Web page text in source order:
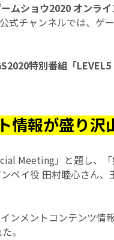
ムショウ2020 オンラ
式チャンネルでは、ゲ
特別番組「
情報が盛り沢
Meeting」と題し、
ペイ役 田村睦心さん、
ンメントコンテンツ情
。